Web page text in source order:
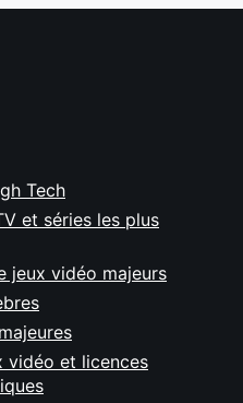
Tech
et séries les plus
jeux vidéo majeurs
vidéo et licences